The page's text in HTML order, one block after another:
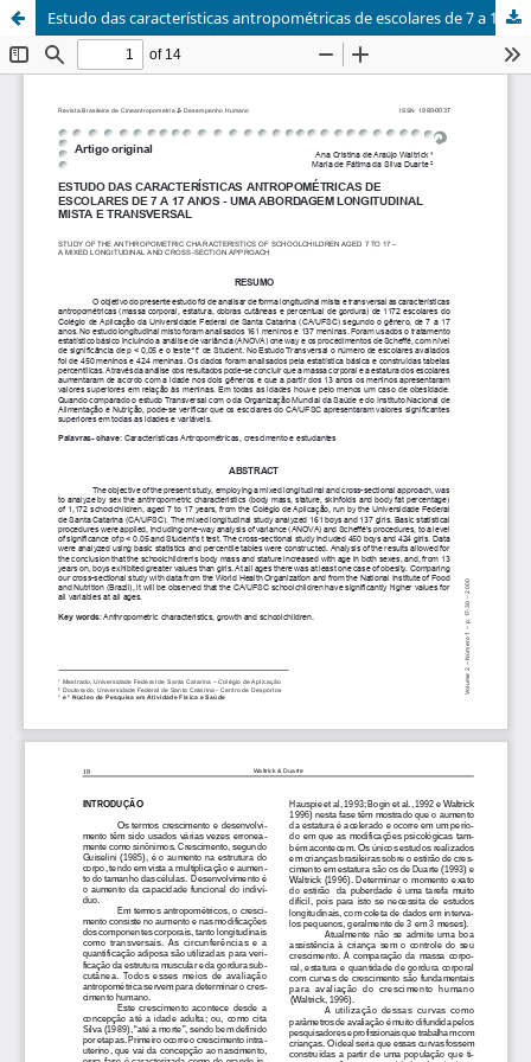
Estudo das características antropométricas de escolares de 7 a 17 anos - Uma abordagem longitudinal mista e transversal